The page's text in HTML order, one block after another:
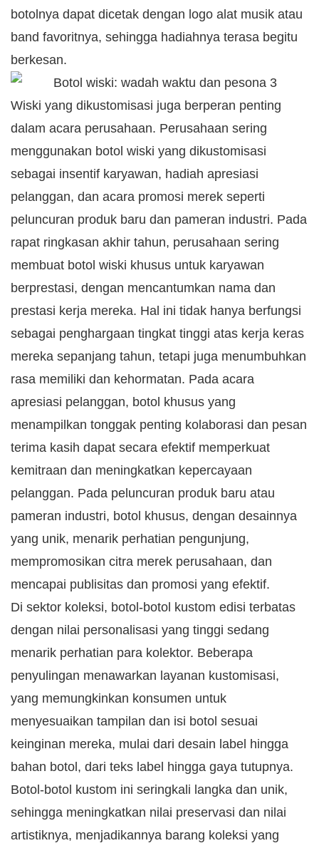
botolnya dapat dicetak dengan logo alat musik atau
band favoritnya, sehingga hadiahnya terasa begitu
berkesan.
Wiski yang dikustomisasi juga berperan penting
dalam acara perusahaan. Perusahaan sering
menggunakan botol wiski yang dikustomisasi
sebagai insentif karyawan, hadiah apresiasi
pelanggan, dan acara promosi merek seperti
peluncuran produk baru dan pameran industri. Pada
rapat ringkasan akhir tahun, perusahaan sering
membuat botol wiski khusus untuk karyawan
berprestasi, dengan mencantumkan nama dan
prestasi kerja mereka. Hal ini tidak hanya berfungsi
sebagai penghargaan tingkat tinggi atas kerja keras
mereka sepanjang tahun, tetapi juga menumbuhkan
rasa memiliki dan kehormatan. Pada acara
apresiasi pelanggan, botol khusus yang
menampilkan tonggak penting kolaborasi dan pesan
terima kasih dapat secara efektif memperkuat
kemitraan dan meningkatkan kepercayaan
pelanggan. Pada peluncuran produk baru atau
pameran industri, botol khusus, dengan desainnya
yang unik, menarik perhatian pengunjung,
mempromosikan citra merek perusahaan, dan
mencapai publisitas dan promosi yang efektif.
Di sektor koleksi, botol-botol kustom edisi terbatas
dengan nilai personalisasi yang tinggi sedang
menarik perhatian para kolektor. Beberapa
penyulingan menawarkan layanan kustomisasi,
yang memungkinkan konsumen untuk
menyesuaikan tampilan dan isi botol sesuai
keinginan mereka, mulai dari desain label hingga
bahan botol, dari teks label hingga gaya tutupnya.
Botol-botol kustom ini seringkali langka dan unik,
sehingga meningkatkan nilai preservasi dan nilai
artistiknya, menjadikannya barang koleksi yang